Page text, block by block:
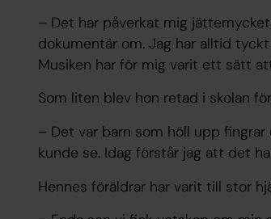
– Det har påverkat mig
dokumentär om. Jag har alltid
Musiken har för mig varit ett sätt
Som liten blev hon retad i skolan
– Det var barn som höll upp
kunde se. Idag förstår jag att det
Hennes föräldrar har varit till stor